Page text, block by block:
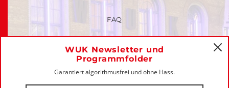
WUK Newsletter und
Programmfolder
Garantiert algorithmusfrei und ohne Hass.
FAQ